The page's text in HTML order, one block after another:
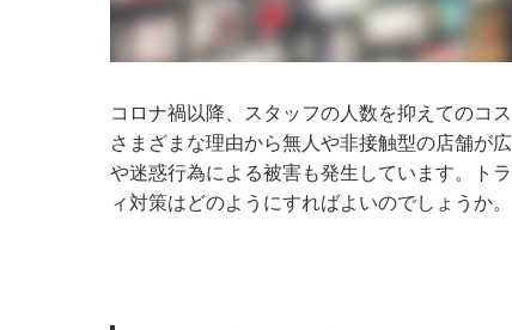
コロナ禍以降、スタッフの人数を抑えてのコ
さまざまな理由から無人や非接触型の店舗が
や迷惑行為による被害も発生しています。ト
ィ対策はどのようにすればよいのでしょうか。